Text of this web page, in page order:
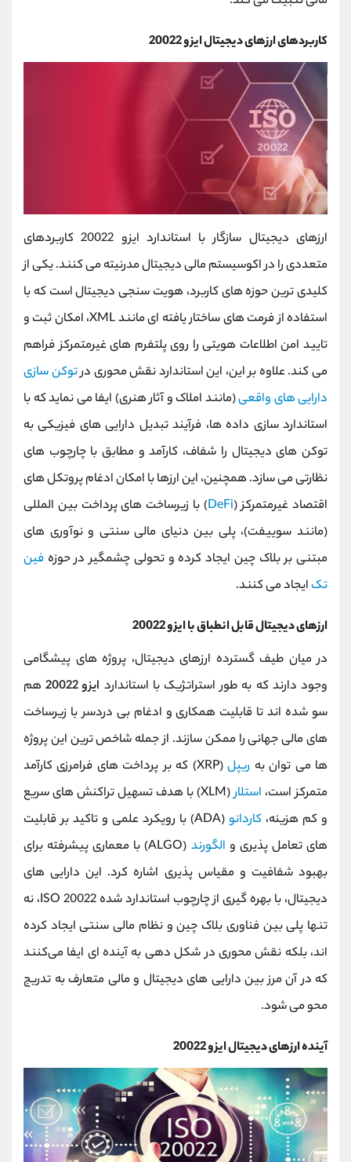
کاربردهای ارزهای دیجیتال ایزو 20022
ارزهای دیجیتال سازگار با استاندارد ایزو 20022 کاربردهای
متعددی را در اکوسیستم مالی دیجیتال مدرنیته می کنند. یکی از
کلیدی‌ ترین حوزه ‌های کاربرد، هویت ‌سنجی دیجیتال است که با
استفاده از فرمت ‌های ساختار یافته ‌ای مانند XML، امکان ثبت و
تایید امن اطلاعات هویتی را روی پلتفرم‌ های غیرمتمرکز فراهم
می کند. علاوه بر این، این استاندارد نقش محوری درتوکن ‌سازی
دارایی ‌های واقعی(مانند املاک و آثار هنری) ایفا می ‌نماید که با
استاندارد سازی داده‌ ها، فرآیند تبدیل دارایی ‌های فیزیکی به
توکن ‌های دیجیتال را شفاف، کارآمد و مطابق با چارچوب ‌های
نظارتی می ‌سازد. همچنین، این ارزها با امکان ادغام پروتکل ‌های
اقتصاد غیرمتمرکز (DeFi) با زیرساخت ‌های پرداخت بین ‌المللی
(مانند سوییفت)، پلی بین دنیای مالی سنتی و نوآوری ‌های
مبتنی بر بلاک‌ چین ایجاد کرده و تحولی چشمگیر در حوزه فین
‌تک ایجاد می کنند.
ارزهای دیجیتال قابل انطباق با ایزو 20022
در میان طیف گسترده ارزهای دیجیتال، پروژه ‌های پیشگامی
وجود دارند که به طور استراتژیک با استاندارد ایزو 20022
هم
‌سو شده ‌اند تا قابلیت همکاری و ادغام بی ‌دردسر با زیرساخت‌
های مالی جهانی را ممکن سازند. از جمله شاخص ‌ترین این پروژه
‌ها می‌ توان به ریپل
(XRP) که بر پرداخت‌ های فرامرزی کارآمد
متمرکز است، استلار
(XLM) با هدف تسهیل تراکنش ‌های سریع
و کم‌ هزینه، کاردانو
(ADA) با رویکرد علمی و تاکید بر قابلیت‌
های تعامل‌ پذیری و الگورند
(ALGO) با معماری پیشرفته برای
بهبود شفافیت و مقیاس ‌پذیری اشاره کرد. این دارایی ‌های
دیجیتال، با بهره‌ گیری از چارچوب استاندارد شده ISO 20022، نه
تنها پلی بین فناوری بلاک ‌چین و نظام مالی سنتی ایجاد کرده
‌اند، بلکه نقش محوری در شکل ‌دهی به آینده ‌ای ایفا می‌کنند
که در آن مرز بین دارایی ‌های دیجیتال و مالی متعارف به تدریج
محو می ‌شود.
آینده ارزهای دیجیتال ایزو 20022